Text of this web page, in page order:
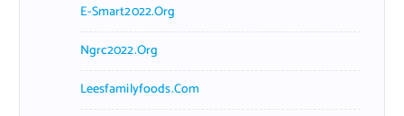
E-Smart2022.org
Ngrc2022.org
Leesfamilyfoods.com